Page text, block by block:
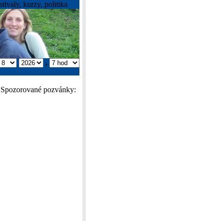
kurzy, politika
,
Spozorované pozvánky: